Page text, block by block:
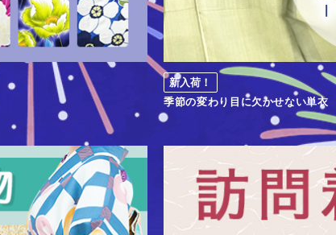
新入荷！
季節の変わり目に欠かせない単衣